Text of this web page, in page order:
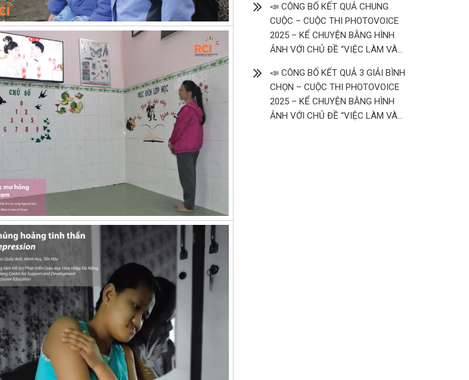
📣 CÔNG BỐ KẾT QUẢ CHUNG
CUỘC – CUỘC THI PHOTOVOICE
2025 – KỂ CHUYỆN BẰNG HÌNH
ẢNH VỚI CHỦ ĐỀ “VIỆC LÀM VÀ
📣 CÔNG BỐ KẾT QUẢ 3 GIẢI BÌNH
CHỌN – CUỘC THI PHOTOVOICE
2025 – KỂ CHUYỆN BẰNG HÌNH
ẢNH VỚI CHỦ ĐỀ “VIỆC LÀM VÀ